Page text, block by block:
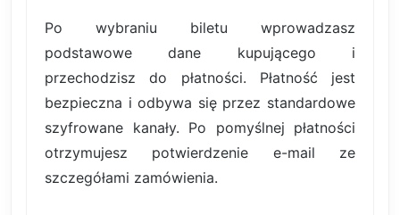
Po wybraniu biletu wprowadzasz
podstawowe dane kupującego i
przechodzisz do płatności. Płatność jest
bezpieczna i odbywa się przez standardowe
szyfrowane kanały. Po pomyślnej płatności
otrzymujesz potwierdzenie e-mail ze
szczegółami zamówienia.